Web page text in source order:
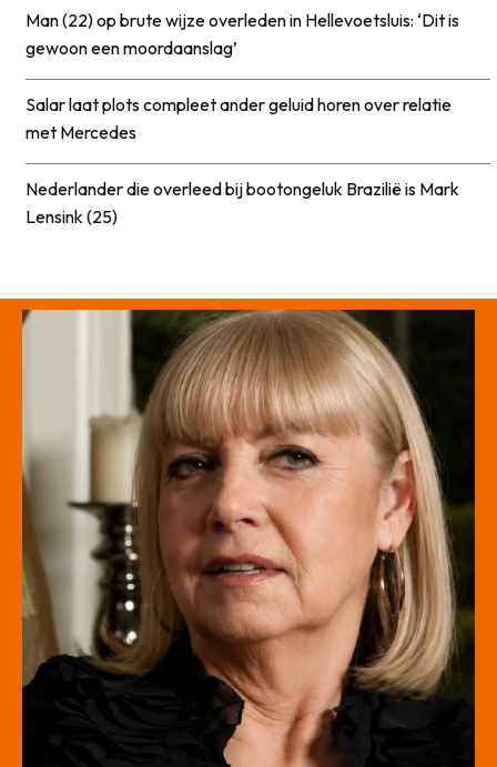
Man (22) op brute wijze overleden in Hellevoetsluis: ‘Dit is
gewoon een moordaanslag’
Salar laat plots compleet ander geluid horen over relatie
met Mercedes
Nederlander die overleed bij bootongeluk Brazilië is Mark
Lensink (25)